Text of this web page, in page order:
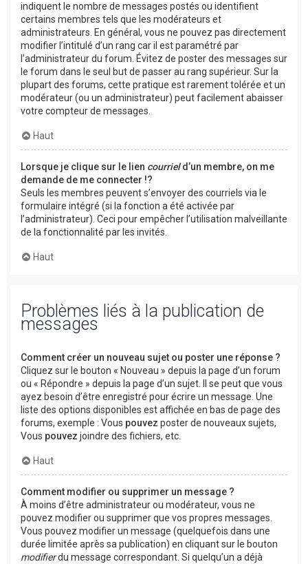
indiquent le nombre de messages postés ou identifient
certains membres tels que les modérateurs et
administrateurs. En général, vous ne pouvez pas directement
modifier l’intitulé d’un rang car il est paramétré par
l’administrateur du forum. Évitez de poster des messages sur
le forum dans le seul but de passer au rang supérieur. Sur la
plupart des forums, cette pratique est rarement tolérée et un
modérateur (ou un administrateur) peut facilement abaisser
votre compteur de messages.
Haut
Lorsque je clique sur le lien courrield’un membre, on me
demande de me connecter !?
Seuls les membres peuvent s’envoyer des courriels via le
formulaire intégré (si la fonction a été activée par
l’administrateur). Ceci pour empêcher l’utilisation malveillante
de la fonctionnalité par les invités.
Haut
Problèmes liés à la publication de
messages
Comment créer un nouveau sujet ou poster une réponse ?
Cliquez sur le bouton « Nouveau » depuis la page d’un forum
ou « Répondre » depuis la page d’un sujet. Il se peut que vous
ayez besoin d’être enregistré pour écrire un message. Une
liste des options disponibles est affichée en bas de page des
forums, exemple : Vous pouvez poster de nouveaux sujets,
Vous pouvez joindre des fichiers, etc.
Haut
Comment modifier ou supprimer un message ?
À moins d’être administrateur ou modérateur, vous ne
pouvez modifier ou supprimer que vos propres messages.
Vous pouvez modifier un message (quelquefois dans une
durée limitée après sa publication) en cliquant sur le bouton
modifierdu message correspondant. Si quelqu’un a déjà